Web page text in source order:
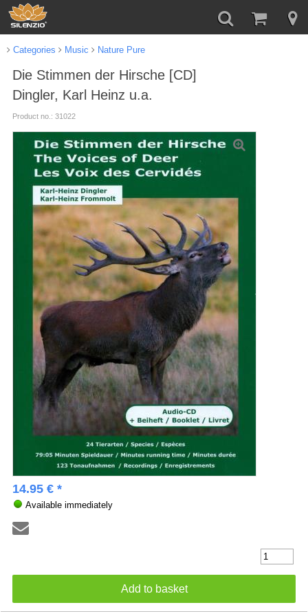
Categories Music Nature Pure
Die Stimmen der Hirsche [CD]
Dingler, Karl Heinz u.a.
Product no.: 31022
14.95 € *
Available immediately